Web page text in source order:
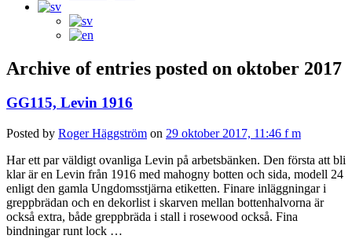
Archive of entries posted on oktober 2017
GG115, Levin 1916
Posted by Roger Häggström on 29 oktober 2017, 11:46 f m
Har ett par väldigt ovanliga Levin på arbetsbänken. Den första att bli
klar är en Levin från 1916 med mahogny botten och sida, modell 24
enligt den gamla Ungdomsstjärna etiketten. Finare inläggningar i
greppbrädan och en dekorlist i skarven mellan bottenhalvorna är
också extra, både greppbräda i stall i rosewood också. Fina
bindningar runt lock …